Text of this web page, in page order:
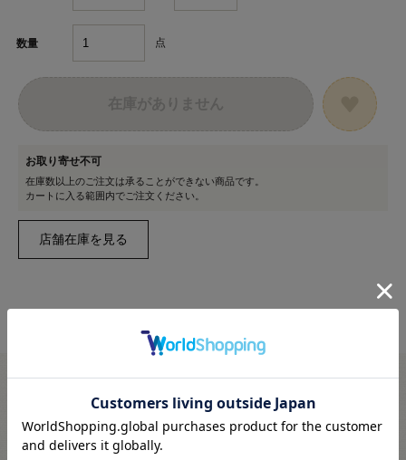
数量 点
お取り寄せ不可
在庫数以上のご注文は承ることができない商品です。
カートに入る範囲内でご注文ください。
※新宿オカダヤ本店お取り扱い商品のご注文専用ページです※
こちらのページは、店頭にてあらかじめ商品詳細および商品コード
をご確認いただいた上でご注文いただけるページです。